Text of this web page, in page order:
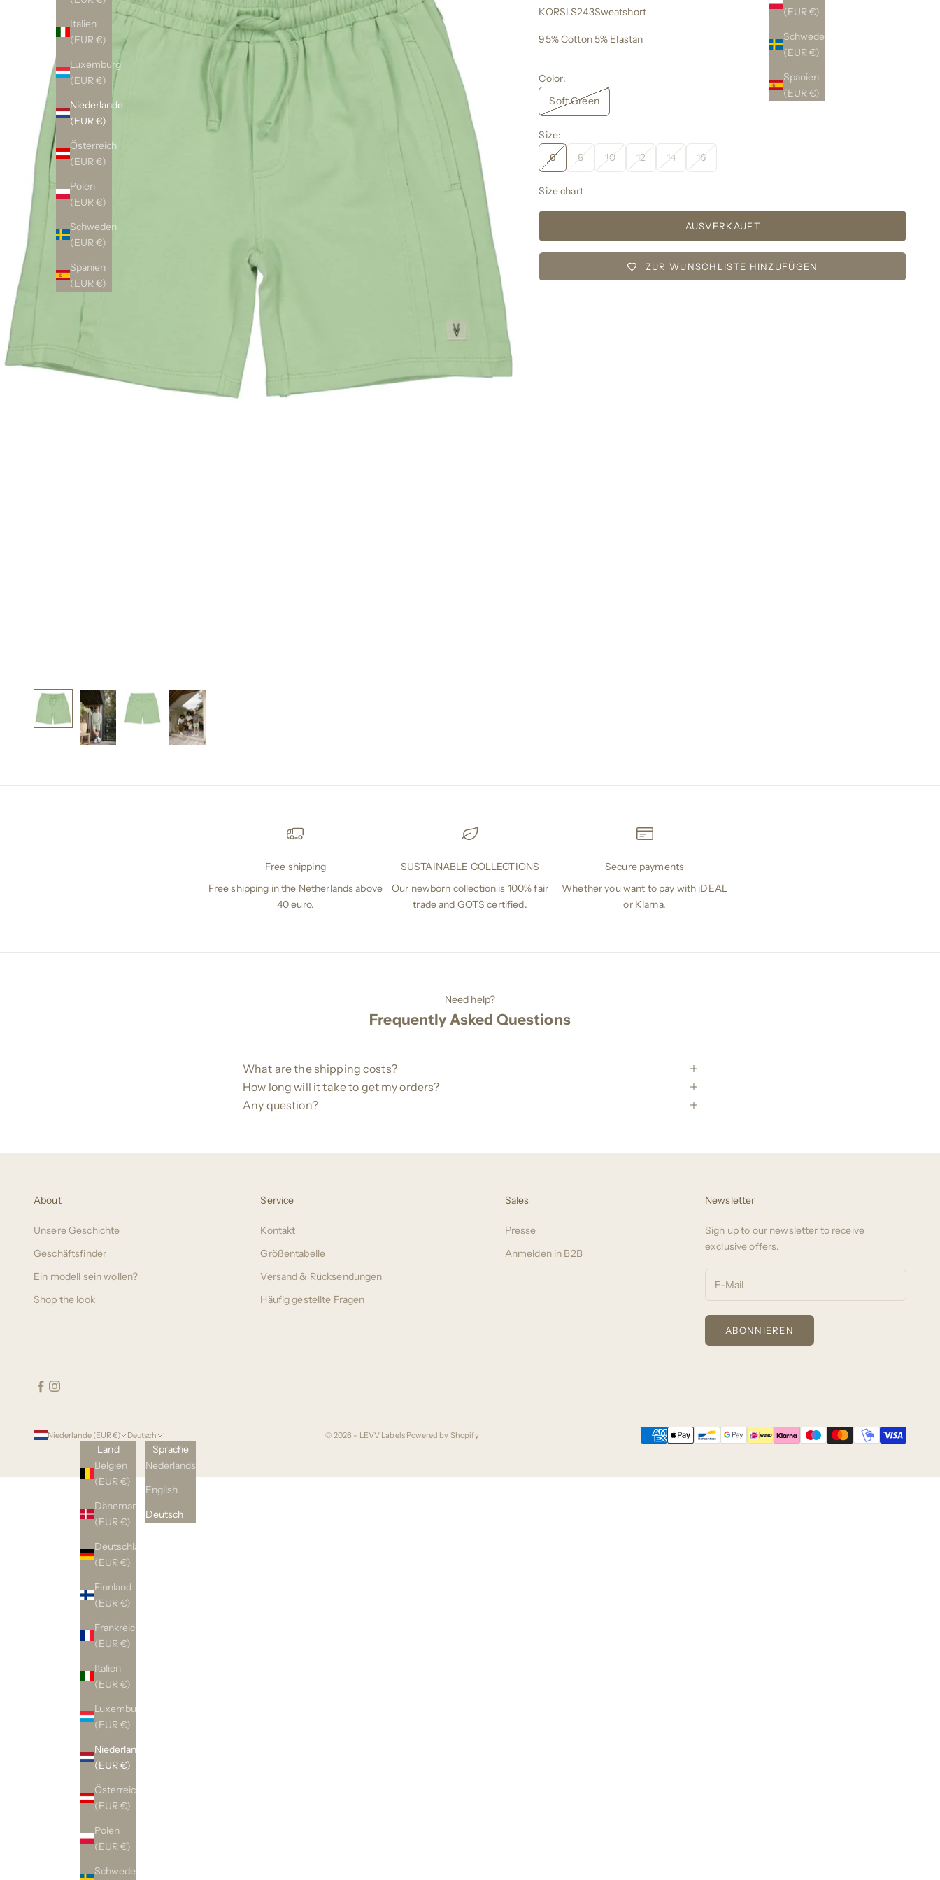
(EUR €)
Schweden
(EUR €)
Spanien
(EUR €)
Italien
(EUR €)
Luxemburg
(EUR €)
Niederlande
(EUR €)
Österreich
(EUR €)
Polen
(EUR €)
Schweden
(EUR €)
Spanien
(EUR €)
KORSLS243Sweatshort
95% Cotton 5% Elastan
Color:
Soft Green
Size:
6
8 10 12 14 16
Size chart
AUSVERKAUFT
ZUR WUNSCHLISTE HINZUFÜGEN
Free shipping
Free shipping in the Netherlands above
40 euro.
SUSTAINABLE COLLECTIONS
Our newborn collection is 100% fair
trade and GOTS certified.
Secure payments
Whether you want to pay with iDEAL
or Klarna.
Need help?
Frequently Asked Questions
What are the shipping costs?
How long will it take to get my orders?
Any question?
About
Unsere Geschichte
Geschäftsfinder
Ein modell sein wollen?
Shop the look
Service
Kontakt
Größentabelle
Versand & Rücksendungen
Häufig gestellte Fragen
Sales
Presse
Anmelden in B2B
Newsletter
Sign up to our newsletter to receive
exclusive offers.
ABONNIEREN
Niederlande (EUR €)
Land
Belgien
(EUR €)
Dänemark
(EUR €)
Deutschland
(EUR €)
Finnland
(EUR €)
Frankreich
(EUR €)
Italien
(EUR €)
Luxemburg
(EUR €)
Niederlande
(EUR €)
Österreich
(EUR €)
Polen
(EUR €)
Schweden
Deutsch
Sprache
Nederlands
English
Deutsch
© 2026 - LEVV Labels Powered by Shopify